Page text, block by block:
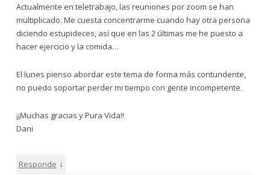
Actualmente en teletrabajo, las reuniones por zoom se han
multiplicado. Me cuesta concentrarme cuando hay otra persona
diciendo estupideces, así que en las 2 últimas me he puesto a
hacer ejercicio y la comida…
El lunes pienso abordar este tema de forma más contundente,
no puedo soportar perder mi tiempo con gente incompetente.
¡¡Muchas gracias y Pura Vida!!
Dani
Responde ↓